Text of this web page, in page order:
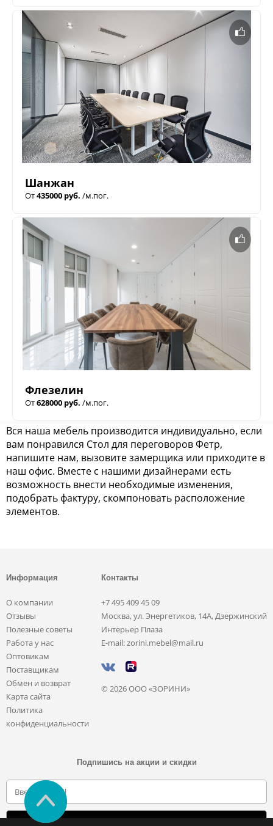
Шанжан
От435000 руб. /м.пог.
Флезелин
От628000 руб. /м.пог.
Вся наша мебель производится индивидуально, если
вам понравился Стол для переговоров Фетр,
напишите нам, вызовите замерщика или приходите в
наш офис. Вместе с нашими дизайнерами есть
возможность внести необходимые изменения,
подобрать фактуру, скомпоновать расположение
элементов.
Информация
О компании
Отзывы
Полезные советы
Работа у нас
Оптовикам
Поставщикам
Обмен и возврат
Карта сайта
Политика
конфиденциальности
Контакты
+7 495 409 45 09
Москва, ул. Энергетиков, 14А, Дзержинский
Интерьер Плаза
E-mail: zorini.mebel@mail.ru
© 2026 ООО «ЗОРИНИ»
Подпишись на акции и скидки